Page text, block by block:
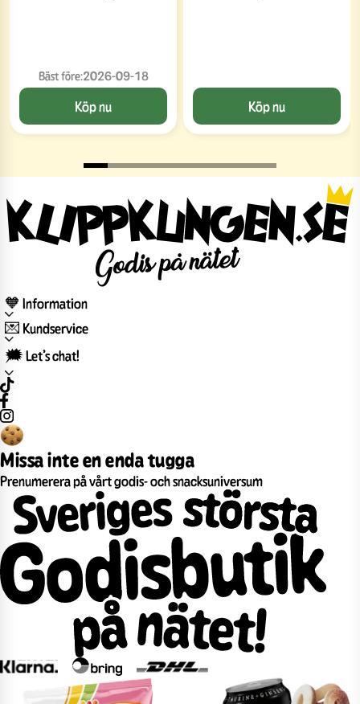
Bäst före:2026-09-18
Köp nu Köp nu
🧡 Information
💌 Kundservice
🗯️ Let’s chat!
Missa inte en enda tugga
Prenumerera på vårt godis- och snacksuniversum